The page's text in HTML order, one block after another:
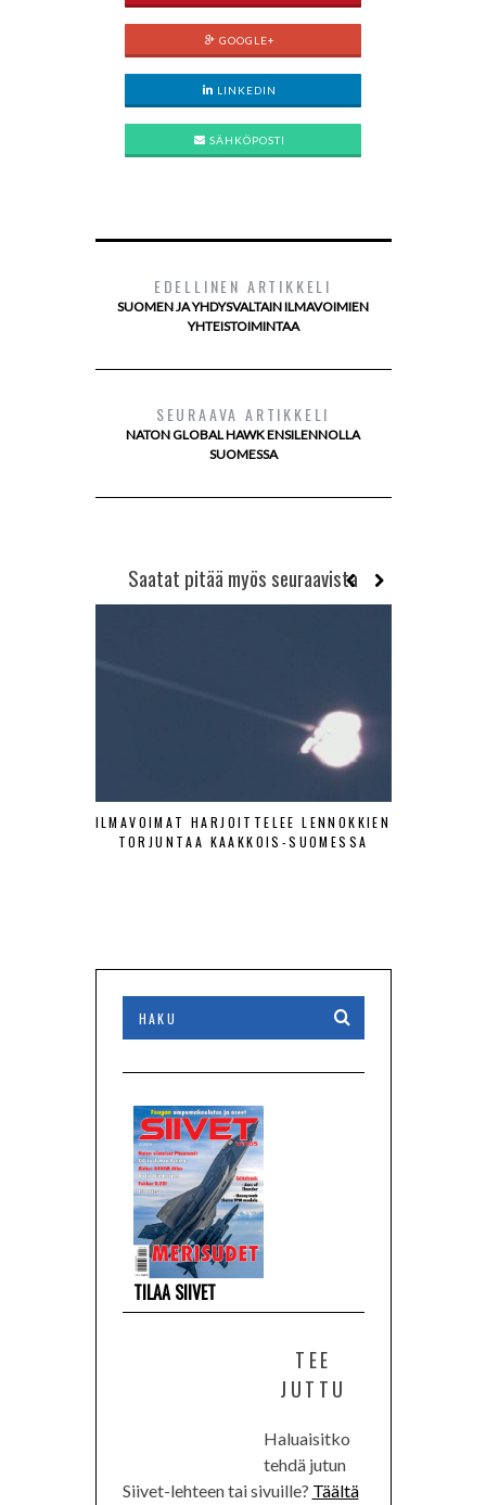
GOOGLE+
LINKEDIN
SÄHKÖPOSTI
EDELLINEN ARTIKKELI
SUOMEN JA YHDYSVALTAIN ILMAVOIMIEN
YHTEISTOIMINTAA
SEURAAVA ARTIKKELI
NATON GLOBAL HAWK ENSILENNOLLA
SUOMESSA
Saatat pitää myös seuraavista
ILMAVOIMAT HARJOITTELEE LENNOKKIEN
TORJUNTAA KAAKKOIS-SUOMESSA
TILAA SIIVET
TEE
JUTTU
Haluaisitko
tehdä jutun
Siivet-lehteen tai sivuille? Täältä